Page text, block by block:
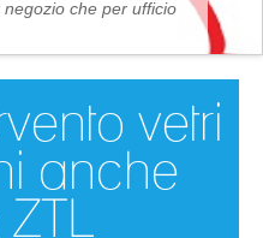
che per ufficio
vetri
anche